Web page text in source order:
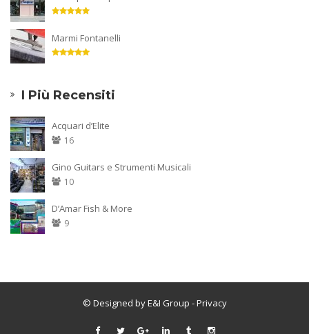
Marmi Fontanelli
I Più Recensiti
Acquari d’Elite
16
Gino Guitars e Strumenti Musicali
10
D’Amar Fish & More
9
© Designed by E&I Group - Privacy